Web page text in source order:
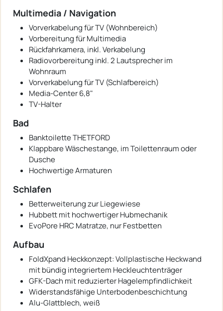
Multimedia / Navigation
Vorverkabelung für TV (Wohnbereich)
Vorbereitung für Multimedia
Rückfahrkamera, inkl. Verkabelung
Radiovorbereitung inkl. 2 Lautsprecher im
Wohnraum
Vorverkabelung für TV (Schlafbereich)
Media-Center 6,8"
TV-Halter
Bad
Banktoilette THETFORD
Klappbare Wäschestange, im Toilettenraum oder
Dusche
Hochwertige Armaturen
Schlafen
Betterweiterung zur Liegewiese
Hubbett mit hochwertiger Hubmechanik
EvoPore HRC Matratze, nur Festbetten
Aufbau
FoldXpand Heckkonzept: Vollplastische Heckwand
mit bündig integriertem Heckleuchtenträger
GFK-Dach mit reduzierter Hagelempfindlichkeit
Widerstandsfähige Unterbodenbeschichtung
Alu-Glattblech, weiß